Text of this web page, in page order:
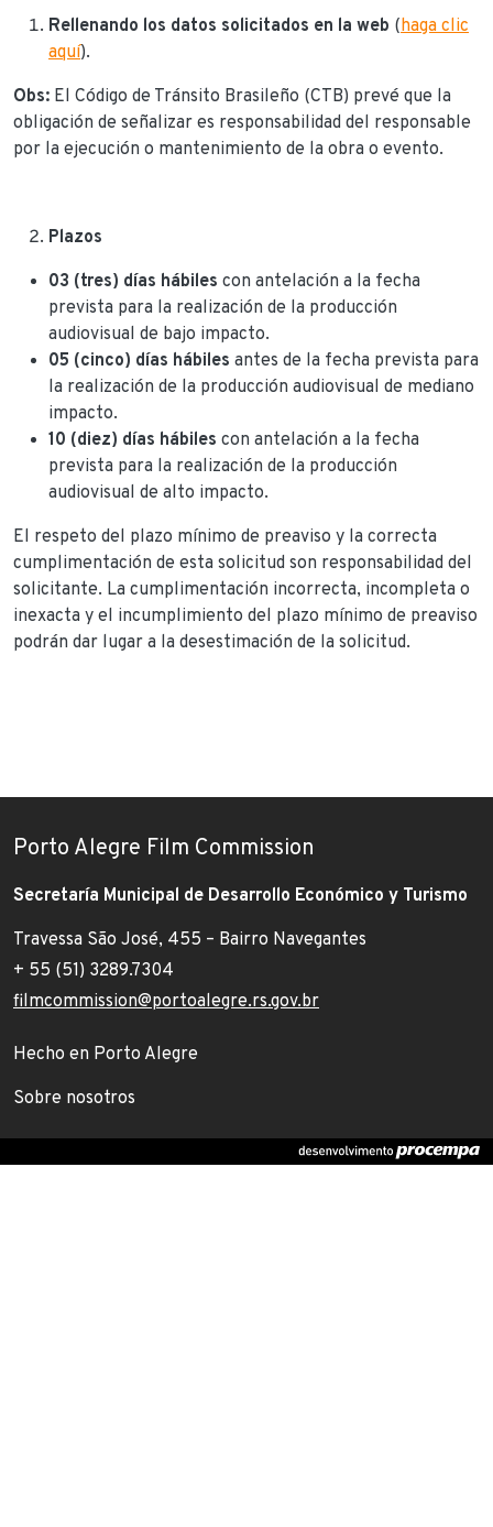
Rellenando los datos solicitados en la web (haga clic
aquí).
Obs: El Código de Tránsito Brasileño (CTB) prevé que la
obligación de señalizar es responsabilidad del responsable
por la ejecución o mantenimiento de la obra o evento.
Plazos
03 (tres) días hábiles con antelación a la fecha
prevista para la realización de la producción
audiovisual de bajo impacto.
05 (cinco) días hábiles antes de la fecha prevista para
la realización de la producción audiovisual de mediano
impacto.
10 (diez) días hábiles con antelación a la fecha
prevista para la realización de la producción
audiovisual de alto impacto.
El respeto del plazo mínimo de preaviso y la correcta
cumplimentación de esta solicitud son responsabilidad del
solicitante. La cumplimentación incorrecta, incompleta o
inexacta y el incumplimiento del plazo mínimo de preaviso
podrán dar lugar a la desestimación de la solicitud.
Porto Alegre Film Commission
Secretaría Municipal de Desarrollo Económico y Turismo
Travessa São José, 455 – Bairro Navegantes
+ 55 (51) 3289.7304
filmcommission@portoalegre.rs.gov.br
Footer menu
Hecho en Porto Alegre
Sobre nosotros